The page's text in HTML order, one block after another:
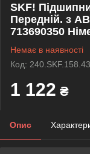
SKF!
Передній. з
713690350
Немає в наявності
Код: 240.SKF.158.43
1 122 ₴
Опис